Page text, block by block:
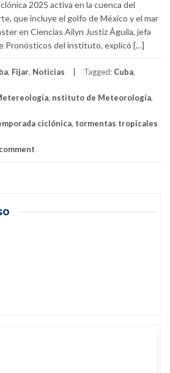
2025 activa en la cuenca del
que incluye el golfo de México y el mar
en Ciencias Ailyn Justiz Águila, jefa
Pronósticos del instituto, explicó […]
, Fijar, Noticias Tagged: Cuba,
, nstituto de Meteorología,
ciclónica, tormentas tropicales